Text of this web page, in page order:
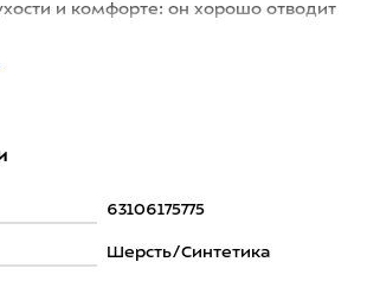
и комфорте: он хорошо отводит
63106175775
Шерсть/Синтетика